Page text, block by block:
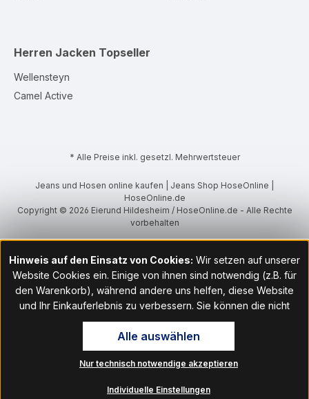
Herren Jacken Topseller
Wellensteyn
Camel Active
* Alle Preise inkl. gesetzl. Mehrwertsteuer
Jeans und Hosen online kaufen | Jeans Shop HoseOnline |
HoseOnline.de
Copyright © 2026 Eierund Hildesheim / HoseOnline.de - Alle Rechte
vorbehalten
Hinweis auf den Einsatz von Cookies: Wir setzen auf unserer
Website Cookies ein. Einige von ihnen sind notwendig (z.B. für
den Warenkorb), während andere uns helfen, diese Website
und Ihr Einkauferlebnis zu verbessern. Sie können die nicht
notwendigen Cookies mit Klick auf „OK“ akzeptieren oder per
Klick auf "Nur technisch notwendige akzeptieren" ablehnen. Den
Zugang zu den Cookie-Einstellungen finden Sie im Fußbereich
unserer Website im Menüpunkt „Informationen“. Dort können Sie
Nur technisch notwendige akzeptieren
Individuelle Einstellungen
Alle auswählen